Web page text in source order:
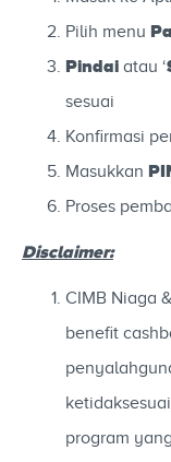
Pilih menu
Pindai atau ‘
sesuai
Konfirmasi
Masukkan
Proses
Disclaimer:
CIMB Niaga
benefit
program